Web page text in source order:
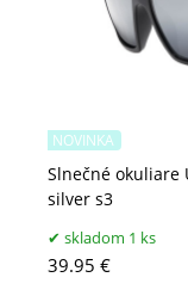
Slnečné okuliare
silver s3
NOVINKA
skladom 1 ks
39.95 €